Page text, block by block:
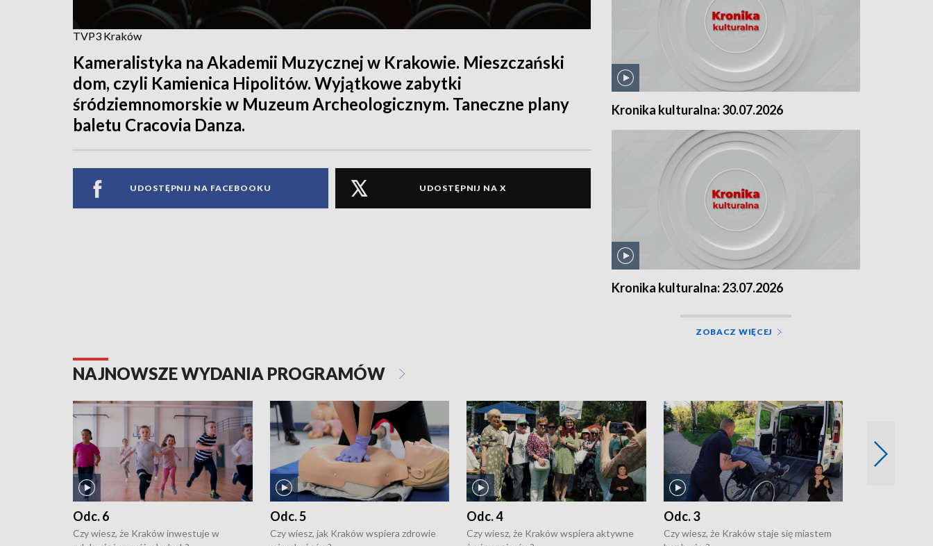
TVP3 Kraków
Kameralistyka na Akademii Muzycznej w Krakowie. Mieszczański
dom, czyli Kamienica Hipolitów. Wyjątkowe zabytki
śródziemnomorskie w Muzeum Archeologicznym. Taneczne plany
baletu Cracovia Danza.
UDOSTĘPNIJ NA FACEBOOKU UDOSTĘPNIJ NA X
Kronika kulturalna: 30.07.2026
Kronika kulturalna: 23.07.2026
ZOBACZ WIĘCEJ
NAJNOWSZE WYDANIA PROGRAMÓW
Odc. 6
Czy wiesz, że Kraków inwestuje w
Odc. 5
Czy wiesz, jak Kraków wspiera zdrowie
Odc. 4
Czy wiesz, że Kraków wspiera aktywne
Odc. 3
Czy wiesz, że Kraków staje się miastem